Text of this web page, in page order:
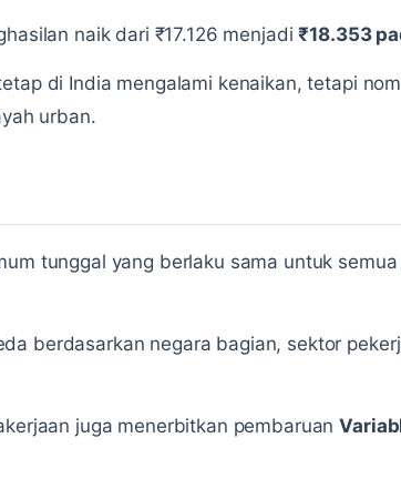
naik dari ₹17.126 menjadi₹18.353
di India mengalami kenaikan, tetapi
urban.
tunggal yang berlaku sama untuk
berdasarkan negara bagian, sektor
juga menerbitkan pembaruan